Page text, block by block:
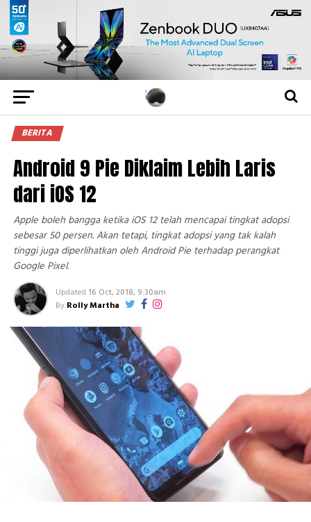
BERITA
Android 9 Pie Diklaim Lebih Laris
dari iOS 12
Apple boleh bangga ketika iOS 12 telah mencapai tingkat adopsi
sebesar 50 persen. Akan tetapi, tingkat adopsi yang tak kalah
tinggi juga diperlihatkan oleh Android Pie terhadap perangkat
Google Pixel.
Updated 16 Oct, 2018, 9:30am
By Rolly Martha